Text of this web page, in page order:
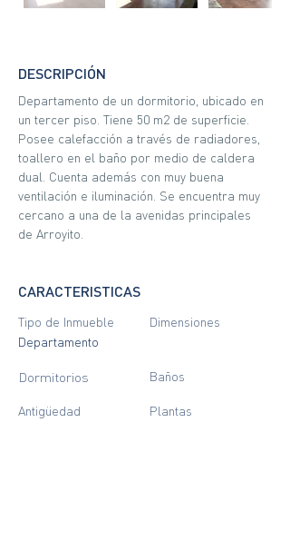
DESCRIPCIÓN
Departamento de un dormitorio, ubicado en
un tercer piso. Tiene 50 m2 de superficie.
Posee calefacción a través de radiadores,
toallero en el baño por medio de caldera
dual. Cuenta además con muy buena
ventilación e iluminación. Se encuentra muy
cercano a una de la avenidas principales
de Arroyito.
CARACTERISTICAS
Tipo de Inmueble
Dimensiones
Departamento
Dormitorios
Antigüedad
Baños
Plantas